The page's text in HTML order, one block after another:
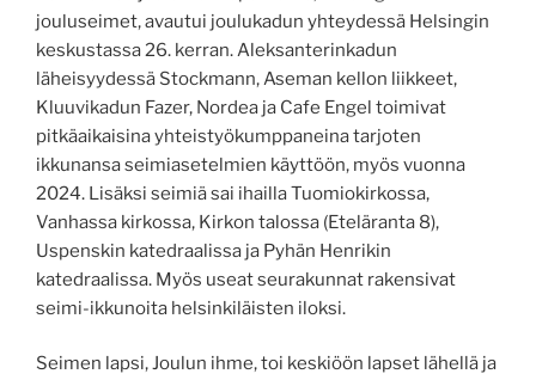
jouluseimet, avautui joulukadun yhteydessä Helsingin
keskustassa 26. kerran. Aleksanterinkadun
läheisyydessä Stockmann, Aseman kellon liikkeet,
Kluuvikadun Fazer, Nordea ja Cafe Engel toimivat
pitkäaikaisina yhteistyökumppaneina tarjoten
ikkunansa seimiasetelmien käyttöön, myös vuonna
2024. Lisäksi seimiä sai ihailla Tuomiokirkossa,
Vanhassa kirkossa, Kirkon talossa (Eteläranta 8),
Uspenskin katedraalissa ja Pyhän Henrikin
katedraalissa. Myös useat seurakunnat rakensivat
seimi-ikkunoita helsinkiläisten iloksi.
Seimen lapsi, Joulun ihme, toi keskiöön lapset lähellä ja